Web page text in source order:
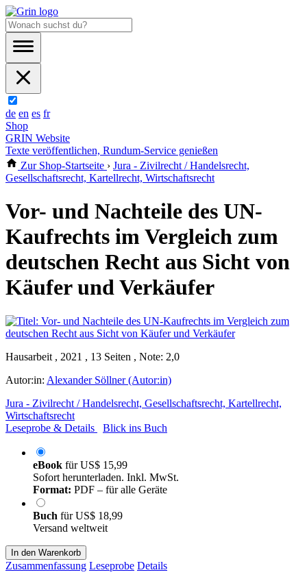
de en es fr
Shop
GRIN Website
Texte veröffentlichen, Rundum-Service genießen
Zur Shop-Startseite › Jura - Zivilrecht / Handelsrecht,
Gesellschaftsrecht, Kartellrecht, Wirtschaftsrecht
Vor- und Nachteile des UN-
Kaufrechts im Vergleich zum
deutschen Recht aus Sicht von
Käufer und Verkäufer
Hausarbeit , 2021 , 13 Seiten , Note: 2,0
Autor:in: Alexander Söllner (Autor:in)
Jura - Zivilrecht / Handelsrecht, Gesellschaftsrecht, Kartellrecht,
Wirtschaftsrecht
Leseprobe & Details
Blick ins Buch
eBook fürUS$ 15,99
Sofort herunterladen. Inkl. MwSt.
Format: PDF – für alle Geräte
Buch fürUS$ 18,99
Versand weltweit
In den Warenkorb
Zusammenfassung Leseprobe Details